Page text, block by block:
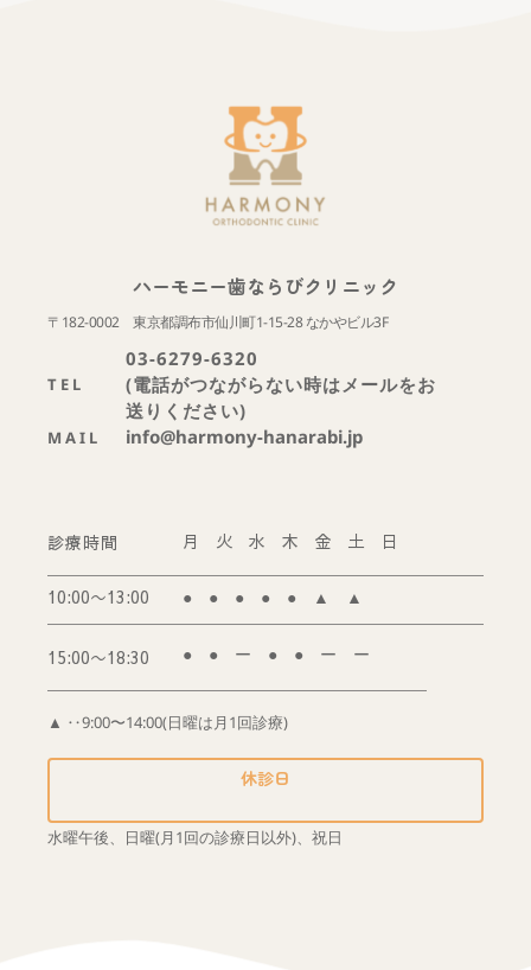
ハーモニー歯ならびクリニック
〒182-0002　東京都調布市仙川町1-15-28 なかやビル3F
TEL
03-6279-6320
(電話がつながらない時はメールをお
送りください)
MAIL info@harmony-hanarabi.jp
診療時間 月　火　水　木　金　土　日
10:00〜13:00 ●　●　●　●　●　▲　▲
15:00〜18:30 ●　●　ー　●　●　ー　ー
▲ ‥9:00〜14:00(日曜は月1回診療)
休診日
水曜午後、日曜(月1回の診療日以外)、祝日